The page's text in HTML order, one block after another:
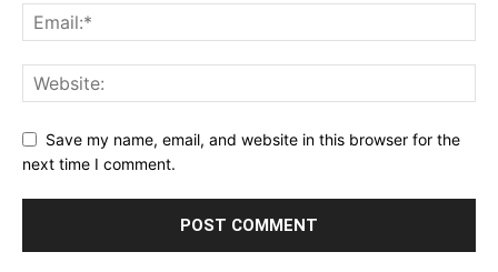
Save my name, email, and website in this browser for the
next time I comment.